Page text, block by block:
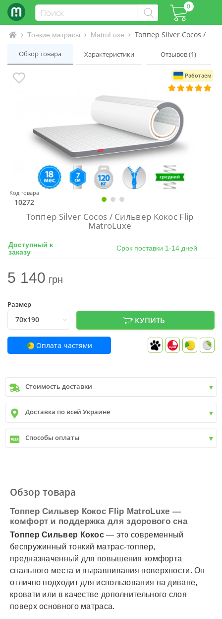
0
Интернет-магазин матрасов и кроватей
Тонкие матрасы MatroLuxe Топпер Silver Cocos /
Обзор товара Характеристики Отзывов (1)
Работаем
Код товара
10272
Топпер Silver Cocos / Сильвер Кокос Flip
MatroLuxe
Доступный к
заказу
Срок поставки 1-14 дней
5 140грн
Размер
КУПИТЬ
Оплата частями
Стоимость доставки
Киевдо9999 грн. -400 грн.
Киевот9999 грн - БЕСПЛАТНО
Киев пригород +30 грн\км
Доставка по всей Украине
✓Новая почта
✓Деливери
✓Автолюкс
Способы оплаты
✓ Подробнее
Обзор товара
Топпер Сильвер Кокос Flip MatroLuxe —
комфорт и поддержка для здорового сна
Топпер Сильвер Кокос — это современный
беспружинный тонкий матрас-топпер,
предназначенный для повышения комфорта
спального места и выравнивания поверхности. Он
отлично подходит для использования на диване,
кровати или в качестве дополнительного слоя
поверх основного матраса.